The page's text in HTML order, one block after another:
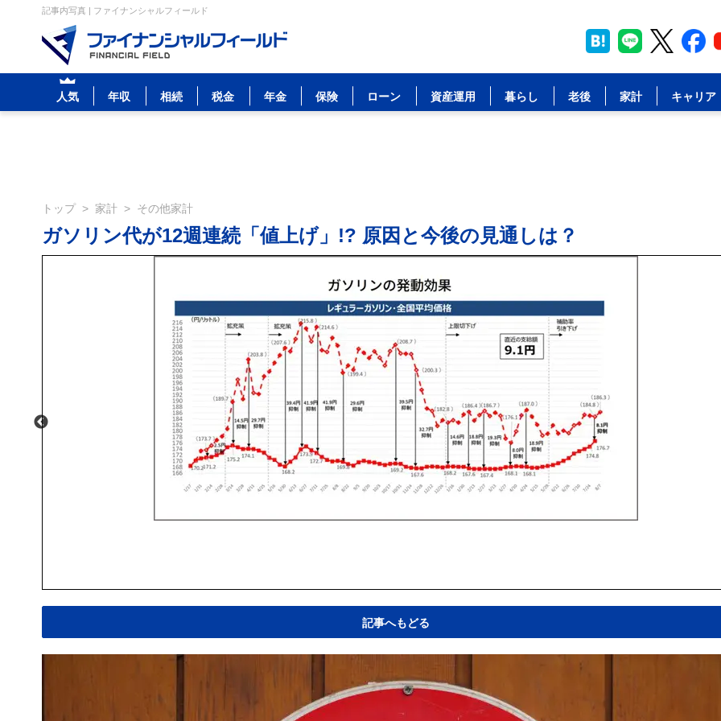
記事内写真 | ファイナンシャルフィールド
人気 年収 相続 税金 年金 保険 ローン 資産運用 暮らし 老後 家計 キャリア
トップ > 家計 > その他家計
ガソリン代が12週連続「値上げ」!? 原因と今後の見通しは？
記事へもどる